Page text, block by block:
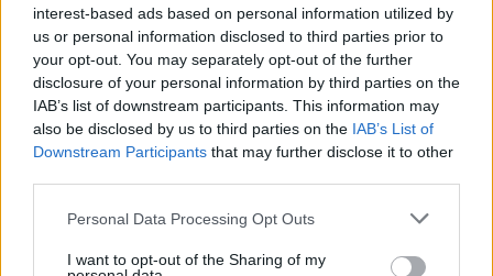
interest-based ads based on personal information utilized by
us or personal information disclosed to third parties prior to
your opt-out. You may separately opt-out of the further
disclosure of your personal information by third parties on the
IAB’s list of downstream participants. This information may
also be disclosed by us to third parties on the IAB’s List of
Downstream Participants that may further disclose it to other
Please note that this website/app uses one or more Google
not limited to your visit or usage behaviour. You may click to
Personal Data Processing Opt Outs
I want to opt-out of the Sharing of my
Welbeck: micsoda debütálás! 4-5 percet volt a pályán,
gondolom többet szeretett volna. Õszintén szólva
szerintem jobban is jártunk volna vele kezdõként.
Maga a találkozó harmatos volt, leszámítva egy jó 20-25
percet a második félidõ elején. De látva a kezdõt (mennyi
gyõzelemhez, komoly lépst tettünk a továbbjutás felé úgy,
a körmünket a visszavágón.